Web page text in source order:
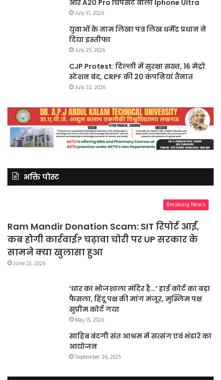
और A20 Pro चिपसेट वाला Iphone Ultra
July 31, 2026
युवाओं के नाम लिखा पत्र लिख धर्मेंद्र प्रधान ने
दिया इस्तीफा
July 25, 2026
CJP Protest: दिल्ली में सुरक्षा सख्त, 16 मेट्रो
स्टेशन बंद, CRPF की 20 कंपनियां तैनात
July 22, 2026
भक्ति पोस्ट
Breaking News
Ram Mandir Donation Scam: SIT रिपोर्ट आई,
कब होगी कार्रवाई? चढ़ावा चोरी पर UP सरकार के
सामने क्या खुलासा हुआ
June 23, 2026
‘धार का भोजशाला मंदिर है…’ हाई कोर्ट का बड़ा
फैसला, हिंदू पक्ष की मांग मंजूर, मुस्लिम पक्ष
सुप्रीम कोर्ट गया
May 15, 2026
साहिब बंदगी संत आश्रम में सत्संग एवं भंडारे का
आयोजन
September 26, 2025